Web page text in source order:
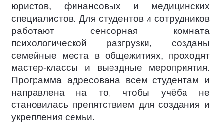
юристов, финансовых и медицинских
специалистов. Для студентов и сотрудников
работают сенсорная комната
психологической разгрузки, созданы
семейные места в общежитиях, проходят
мастер-классы и выездные мероприятия.
Программа адресована всем студентам и
направлена на то, чтобы учёба не
становилась препятствием для создания и
укрепления семьи.